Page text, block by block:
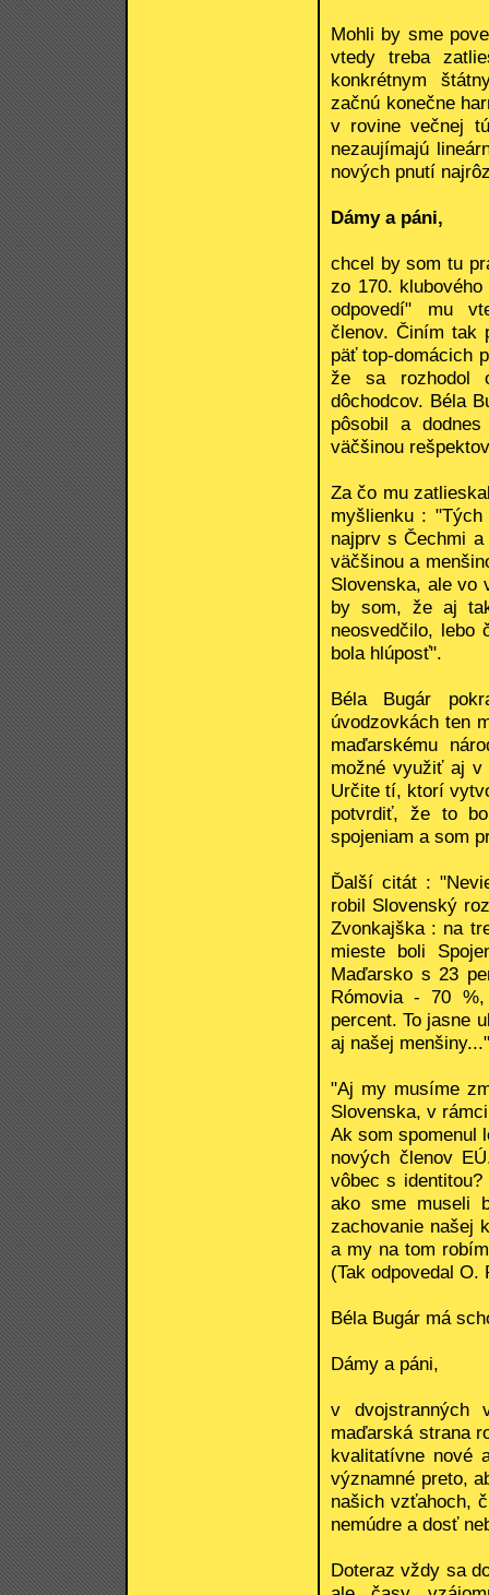
Mohli by sme
vtedy treba
konkrétnym
začnú konečne
v rovine večnej
nezaujímajú
nových pnutí
Dámy a páni,
chcel by som tu
zo 170.
odpovedí" mu
členov. Činím tak
päť top-domácich
že sa rozhodol
dôchodcov. Béla
pôsobil a
väčšinou
Za čo mu
myšlienku :
najprv s Čechmi
väčšinou a
Slovenska, ale vo
by som, že aj
neosvedčilo, lebo
bola hlúposť".
Béla Bugár
úvodzovkách ten
maďarskému
možné využiť aj v
Určite tí, ktorí
potvrdiť, že to
spojeniam a som
Ďalší citát :
robil Slovenský
Zvonkajška : na
mieste boli
Maďarsko s 23
Rómovia - 70
percent. To jasne
aj našej menšiny..."
"Aj my musíme
Slovenska, v
Ak som spomenul
nových členov
vôbec s
ako sme museli
zachovanie našej
a my na tom
(Tak odpovedal O.
Béla Bugár má
Dámy a páni,
v dvojstranných
maďarská strana
kvalitatívne nové
významné preto,
našich vzťahoch,
nemúdre a dosť
Doteraz vždy sa